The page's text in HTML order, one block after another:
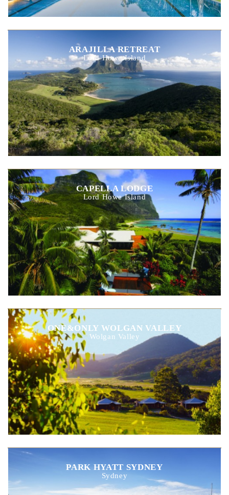
ARAJILLA RETREAT
Lord Howe Island
CAPELLA LODGE
Lord Howe Island
ONE&ONLY WOLGAN VALLEY
Wolgan Valley
PARK HYATT SYDNEY
Sydney